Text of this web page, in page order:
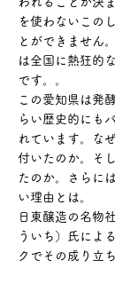
を使わないこの
とができません
は全国に熱狂的
です。。
この愛知県は発
らい歴史的にも
れています。な
付いたのか。そ
たのか。さらに
い理由とは。
日東醸造の名物
ういち）氏によ
クでその成り立